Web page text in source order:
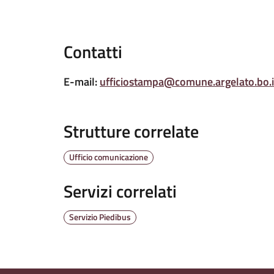
Contatti
E-mail:
Strutture correlate
Ufficio comunicazione
Servizi correlati
Servizio Piedibus